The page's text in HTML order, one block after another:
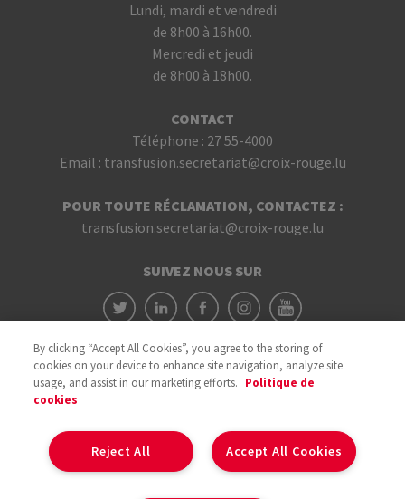
Lundi, mardi et vendredi
de 8h00 à 16h00.
Mercredi et jeudi
de 8h00 à 18h00.
CONTACT
Téléphone : 27 55-4000
Email : transfusion.secretariat@croix-rouge.lu
POUR TOUTE RÉCLAMATION, CONTACTEZ :
transfusion.secretariat@croix-rouge.lu
SUIVEZ NOUS SUR
By clicking “Accept All Cookies”, you agree to the storing of
cookies on your device to enhance site navigation, analyze site
usage, and assist in our marketing efforts. Politique de
cookies
Accept All Cookies
Reject All